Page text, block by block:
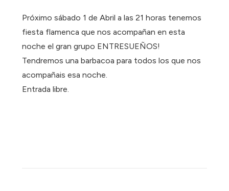
Próximo sábado 1 de Abril a las 21 horas tenemos
fiesta flamenca que nos acompañan en esta
noche el gran grupo ENTRESUEÑOS!
Tendremos una barbacoa para todos los que nos
acompañais esa noche.
Entrada libre.